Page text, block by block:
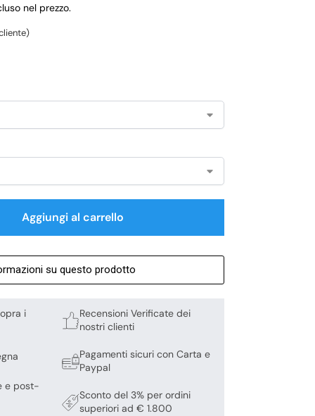
nel prezzo.
Aggiungi al carrello
su questo prodotto
i
e post-
Recensioni Verificate dei
nostri clienti
Pagamenti sicuri con Carta e
Paypal
Sconto del 3% per ordini
superiori ad € 1.800